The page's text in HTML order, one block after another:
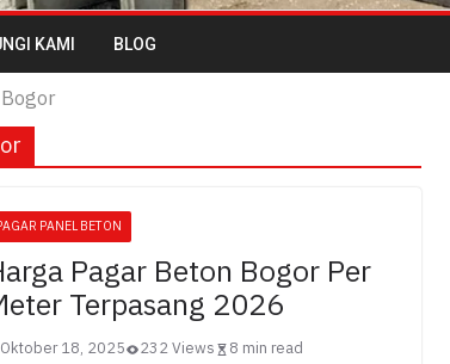
KAMI BLOG
PANEL BETON
Pagar Beton Bogor Per
Terpasang 2026
Oktober 18, 2025 232 Views 8 min read